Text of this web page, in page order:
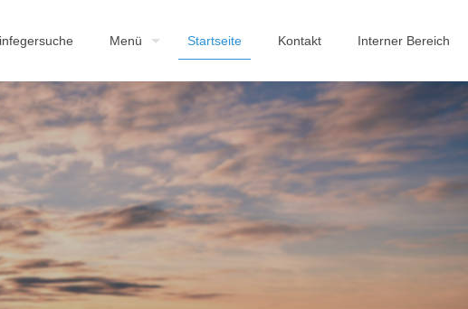
Menü Startseite Kontakt Interner Bereich